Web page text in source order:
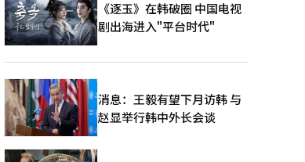
《逐玉》在韩破圈 中国电视
剧出海进入"平台时代"
消息：王毅有望下月访韩 与
赵显举行韩中外长会谈